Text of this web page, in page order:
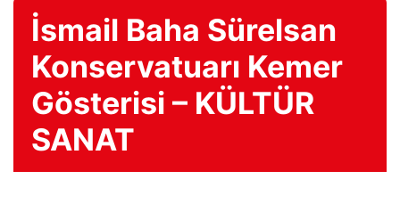
İsmail Baha Sürelsan
Konservatuarı Kemer
Gösterisi – KÜLTÜR
SANAT